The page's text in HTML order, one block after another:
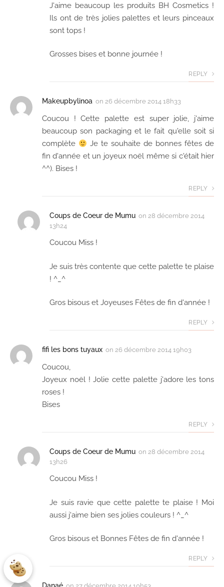
J'aime beaucoup les produits BH Cosmetics !
Ils ont de très jolies palettes et leurs pinceaux
sont tops !
Grosses bises et bonne journée !
REPLY
Makeupbylinoa on 26 décembre 2014 18h33
Coucou ! Cette palette est super jolie, j'aime
beaucoup son packaging et le fait qu'elle soit si
complète
Je te souhaite de bonnes fêtes de
fin d'année et un joyeux noël même si c'était hier
^^). Bises !
REPLY
Coups de Coeur de Mumu on 28 décembre 2014
13h24
Coucou Miss !
Je suis très contente que cette palette te plaise
! ^_^
Gros bisous et Joyeuses Fêtes de fin d'année !
REPLY
fifi les bons tuyaux on 26 décembre 2014 19h03
Coucou,
Joyeux noël ! Jolie cette palette j'adore les tons
roses !
Bises
REPLY
Coups de Coeur de Mumu on 28 décembre 2014
13h26
Coucou Miss !
Je suis ravie que cette palette te plaise ! Moi
aussi j'aime bien ses jolies couleurs ! ^_^
Gros bisous et Bonnes Fêtes de fin d'année !
REPLY